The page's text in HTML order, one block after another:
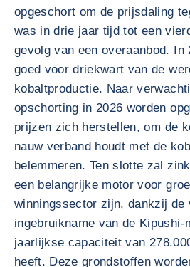
opgeschort om de prijsdaling
was in drie jaar tijd tot een
gevolg van een overaanbod. In
goed voor driekwart van de
kobaltproductie. Naar
opschorting in 2026 worden
prijzen zich herstellen, om de
nauw verband houdt met de
belemmeren. Ten slotte zal
een belangrijke motor voor
winningssector zijn, dankzij de
ingebruikname van de Kipushi-
jaarlijkse capaciteit van
heeft. Deze grondstoffen